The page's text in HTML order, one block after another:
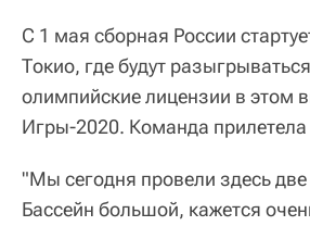
С 1 мая сборная России
Токио, где будут
олимпийские лицензии в этом
Игры-2020. Команда прилетела
"Мы сегодня провели здесь две
Бассейн большой, кажется